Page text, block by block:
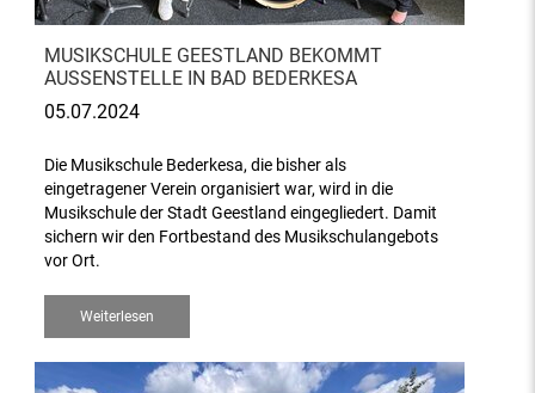
MUSIKSCHULE GEESTLAND BEKOMMT
AUSSENSTELLE IN BAD BEDERKESA
05.07.2024
Die Musikschule Bederkesa, die bisher als
eingetragener Verein organisiert war, wird in die
Musikschule der Stadt Geestland eingegliedert. Damit
sichern wir den Fortbestand des Musikschulangebots
vor Ort.
Weiterlesen